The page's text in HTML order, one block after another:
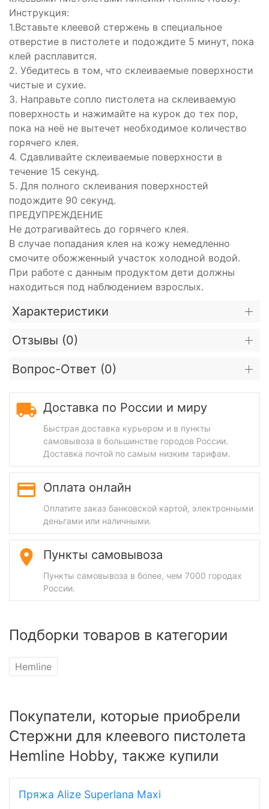
Инструкция:
1.Вставьте клеевой стержень в специальное
отверстие в пистолете и подождите 5 минут, пока
клей расплавится.
2. Убедитесь в том, что склеиваемые поверхности
чистые и сухие.
3. Направьте сопло пистолета на склеиваемую
поверхность и нажимайте на курок до тех пор,
пока на неё не вытечет необходимое количество
горячего клея.
4. Сдавливайте склеиваемые поверхности в
течение 15 секунд.
5. Для полного склеивания поверхностей
подождите 90 секунд.
ПРЕДУПРЕЖДЕНИЕ
Не дотрагивайтесь до горячего клея.
В случае попадания клея на кожу немедленно
смочите обожженный участок холодной водой.
При работе с данным продуктом дети должны
находиться под наблюдением взрослых.
Характеристики
Отзывы (0)
Вопрос-Ответ (0)
Доставка по России и миру
Быстрая доставка курьером и в пункты
самовывоза в большинстве городов России.
Доставка почтой по самым низким тарифам.
Оплата онлайн
Оплатите заказ банковской картой, электронными
деньгами или наличными.
Пункты самовывоза
Пункты самовывоза в более, чем 7000 городах
России.
Подборки товаров в категории
Hemline
Покупатели, которые приобрели
Стержни для клеевого пистолета
Hemline Hobby, также купили
Пряжа Alize Superlana Maxi